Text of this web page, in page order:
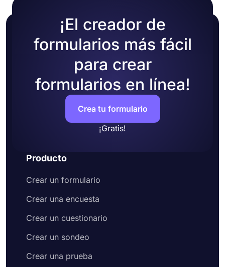
¡El creador de
formularios más fácil
para crear
formularios en línea!
Crea tu formulario
¡Gratis!
Producto
Crear un formulario
Crear una encuesta
Crear un cuestionario
Crear un sondeo
Crear una prueba